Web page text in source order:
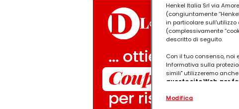
Henkel Italia Srl via
(congiuntamente
in particolare sull'utilizzo
(complessivamente
descritto di seguito.
Con il tuo consenso,
Informativa sulla
simili" utilizzeremo
questo sito Web, per
.
(rispettivamente
terzi, conservare le
Modifica